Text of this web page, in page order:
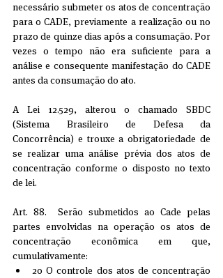
necessário submeter os atos de concentração
para o CADE, previamente a realização ou no
prazo de quinze dias após a consumação. Por
vezes o tempo não era suficiente para a
análise e consequente manifestação do CADE
antes da consumação do ato.
A Lei 12.529, alterou o chamado SBDC
(Sistema Brasileiro de Defesa da
Concorrência) e trouxe a obrigatoriedade de
se realizar uma análise prévia dos atos de
concentração conforme o disposto no texto
de lei.
Art. 88.  Serão submetidos ao Cade pelas
partes envolvidas na operação os atos de
concentração econômica em que,
cumulativamente:
2o O controle dos atos de concentração